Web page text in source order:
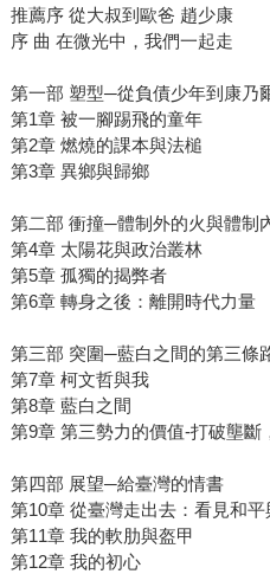
推薦序 從大叔到歐爸 趙少康
序 曲 在微光中，我們一起走
第一部 塑型─從負債少年到康乃
第1章 被一腳踢飛的童年
第2章 燃燒的課本與法槌
第3章 異鄉與歸鄉
第二部 衝撞─體制外的火與體制
第4章 太陽花與政治叢林
第5章 孤獨的揭弊者
第6章 轉身之後：離開時代力量
第三部 突圍─藍白之間的第三條
第7章 柯文哲與我
第8章 藍白之間
第9章 第三勢力的價值-打破壟斷
第四部 展望─給臺灣的情書
第10章 從臺灣走出去：看見和平
第11章 我的軟肋與盔甲
第12章 我的初心